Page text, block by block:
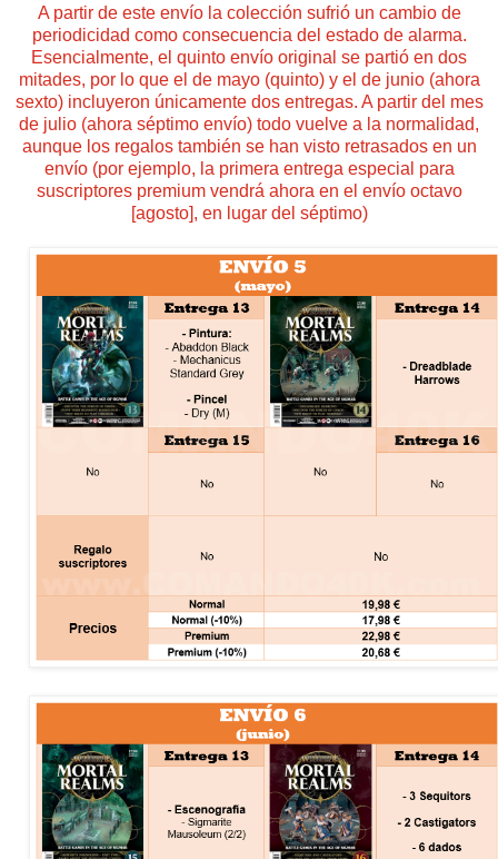
A partir de este envío la colección sufrió un cambio de
periodicidad como consecuencia del estado de alarma.
Esencialmente, el quinto envío original se partió en dos
mitades, por lo que el de mayo (quinto) y el de junio (ahora
sexto) incluyeron únicamente dos entregas. A partir del mes
de julio (ahora séptimo envío) todo vuelve a la normalidad,
aunque los regalos también se han visto retrasados en un
envío (por ejemplo, la primera entrega especial para
suscriptores premium vendrá ahora en el envío octavo
[agosto], en lugar del séptimo)